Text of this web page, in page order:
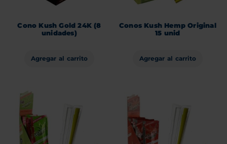
Cono Kush Gold 24K (8
unidades)
Agregar al carrito
Conos Kush Hemp Original
15 unid
Agregar al carrito